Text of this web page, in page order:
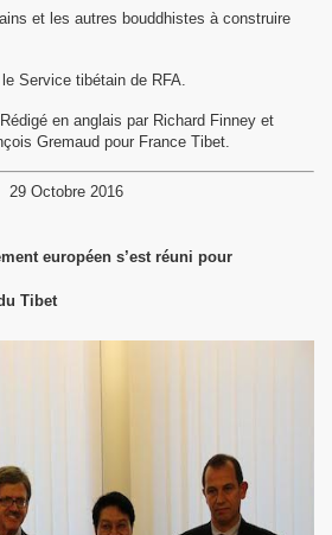
et les autres bouddhistes à construire
Service tibétain de RFA.
en anglais par Richard Finney et
Gremaud pour France Tibet.
29 Octobre 2016
européen s’est réuni pour
Tibet